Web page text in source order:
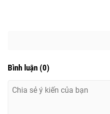
Photo
Bình luận (0)